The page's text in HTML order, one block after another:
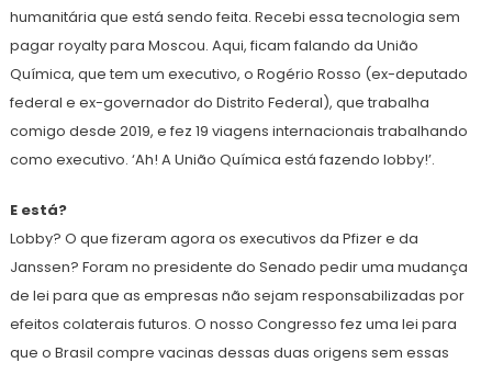
humanitária que está sendo feita. Recebi essa tecnologia sem
pagar royalty para Moscou. Aqui, ficam falando da União
Química, que tem um executivo, o Rogério Rosso (ex-deputado
federal e ex-governador do Distrito Federal), que trabalha
comigo desde 2019, e fez 19 viagens internacionais trabalhando
como executivo. ‘Ah! A União Química está fazendo lobby!’.
E está?
Lobby? O que fizeram agora os executivos da Pfizer e da
Janssen? Foram no presidente do Senado pedir uma mudança
de lei para que as empresas não sejam responsabilizadas por
efeitos colaterais futuros. O nosso Congresso fez uma lei para
que o Brasil compre vacinas dessas duas origens sem essas